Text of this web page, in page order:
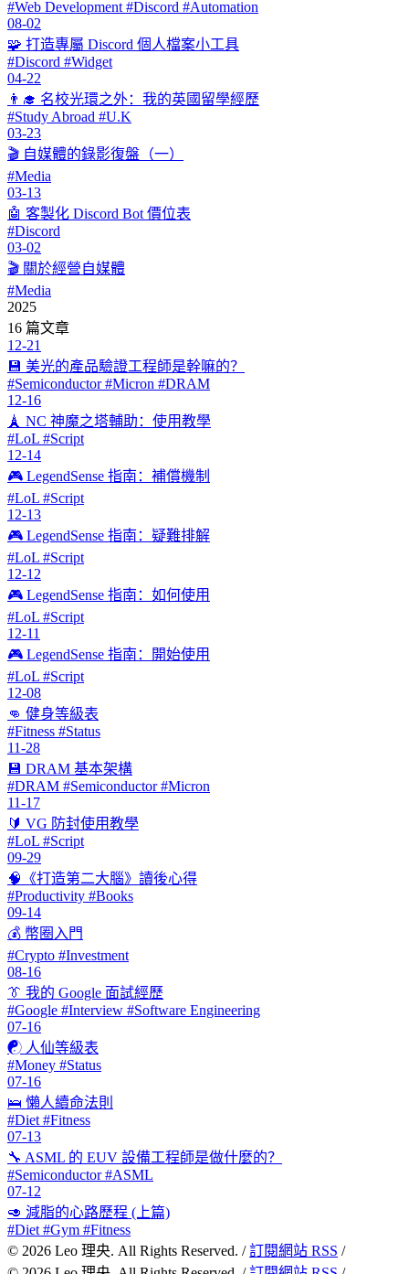
#Web Development #Discord #Automation
08-02
🧩 打造專屬 Discord 個人檔案小工具
#Discord #Widget
04-22
👨‍🎓 名校光環之外：我的英國留學經歷
#Study Abroad #U.K
03-23
🎬 自媒體的錄影復盤（一）
#Media
03-13
🤖 客製化 Discord Bot 價位表
#Discord
03-02
🎬 關於經營自媒體
#Media
2025
16 篇文章
12-21
💾 美光的產品驗證工程師是幹嘛的？
#Semiconductor #Micron #DRAM
12-16
🗼 NC 神魔之塔輔助：使用教學
#LoL #Script
12-14
🎮 LegendSense 指南：補償機制
#LoL #Script
12-13
🎮 LegendSense 指南：疑難排解
#LoL #Script
12-12
🎮 LegendSense 指南：如何使用
#LoL #Script
12-11
🎮 LegendSense 指南：開始使用
#LoL #Script
12-08
👊 健身等級表
#Fitness #Status
11-28
💾 DRAM 基本架構
#DRAM #Semiconductor #Micron
11-17
🔰 VG 防封使用教學
#LoL #Script
09-29
🧠《打造第二大腦》讀後心得
#Productivity #Books
09-14
💰 幣圈入門
#Crypto #Investment
08-16
👔 我的 Google 面試經歷
#Google #Interview #Software Engineering
07-16
☯ 人仙等級表
#Money #Status
07-16
🛌 懶人續命法則
#Diet #Fitness
07-13
🔧 ASML 的 EUV 設備工程師是做什麼的？
#Semiconductor #ASML
07-12
🥑 減脂的心路歷程 (上篇)
#Diet #Gym #Fitness
© 2026 Leo 理央. All Rights Reserved. /訂閱網站 RSS /